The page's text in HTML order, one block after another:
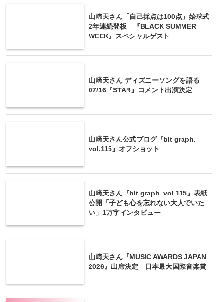
山﨑天さん「自己採点は100点」始球式
2年連続登板 『BLACK SUMMER
WEEK』スペシャルゲスト
山﨑天さん ディズニーソングを語る
07/16『STAR』コメント出演決定
山﨑天さん公式ブログ『blt graph.
vol.115』オフショット
山﨑天さん『blt graph. vol.115』表紙
公開「子ども心を忘れない大人でいた
い」1万字インタビュー
山﨑天さん『MUSIC AWARDS JAPAN
2026』出席決定 日本最大国際音楽賞